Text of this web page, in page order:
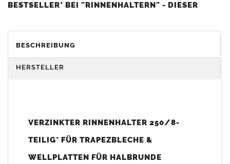
BESTSELLER* BEI "RINNENHALTERN" - DIESER
KUNDENZUFRIEDENHEIT UND SEHR GUTES PREIS-
Größenangabe und keine Mengeneinheit.)
Vorteile:
Perfekte Passform für Dachrinnen nach
BESCHREIBUNG
HERSTELLER
VERZINKTER RINNENHALTER 250/8-
TEILIG* FÜR TRAPEZBLECHE &
WELLPLATTEN FÜR HALBRUNDE